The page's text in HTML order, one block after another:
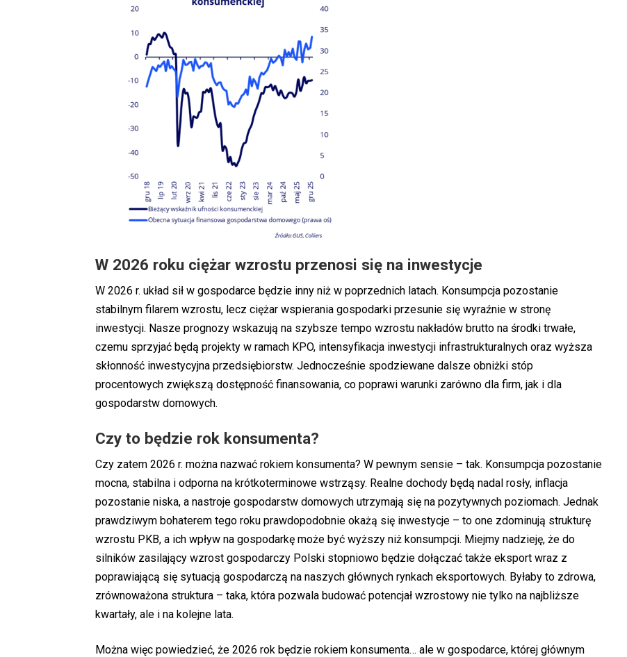
W 2026 roku ciężar wzrostu przenosi się na inwestycje
W 2026 r. układ sił w gospodarce będzie inny niż w poprzednich latach. Konsumpcja pozostanie
stabilnym filarem wzrostu, lecz ciężar wspierania gospodarki przesunie się wyraźnie w stronę
inwestycji. Nasze prognozy wskazują na szybsze tempo wzrostu nakładów brutto na środki trwałe,
czemu sprzyjać będą projekty w ramach KPO, intensyfikacja inwestycji infrastrukturalnych oraz wyższa
skłonność inwestycyjna przedsiębiorstw. Jednocześnie spodziewane dalsze obniżki stóp
procentowych zwiększą dostępność finansowania, co poprawi warunki zarówno dla firm, jak i dla
gospodarstw domowych.
Czy to będzie rok konsumenta?
Czy zatem 2026 r. można nazwać rokiem konsumenta? W pewnym sensie – tak. Konsumpcja pozostanie
mocna, stabilna i odporna na krótkoterminowe wstrząsy. Realne dochody będą nadal rosły, inflacja
pozostanie niska, a nastroje gospodarstw domowych utrzymają się na pozytywnych poziomach. Jednak
prawdziwym bohaterem tego roku prawdopodobnie okażą się inwestycje – to one zdominują strukturę
wzrostu PKB, a ich wpływ na gospodarkę może być wyższy niż konsumpcji. Miejmy nadzieję, że do
silników zasilający wzrost gospodarczy Polski stopniowo będzie dołączać także eksport wraz z
poprawiającą się sytuacją gospodarczą na naszych głównych rynkach eksportowych. Byłaby to zdrowa,
zrównoważona struktura – taka, która pozwala budować potencjał wzrostowy nie tylko na najbliższe
kwartały, ale i na kolejne lata.
Można więc powiedzieć, że 2026 rok będzie rokiem konsumenta… ale w gospodarce, której głównym